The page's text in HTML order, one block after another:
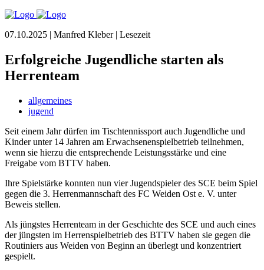
07.10.2025 | Manfred Kleber | Lesezeit
Erfolgreiche Jugendliche starten als
Herrenteam
allgemeines
jugend
Seit einem Jahr dürfen im Tischtennissport auch Jugendliche und
Kinder unter 14 Jahren am Erwachsenenspielbetrieb teilnehmen,
wenn sie hierzu die entsprechende Leistungsstärke und eine
Freigabe vom BTTV haben.
Ihre Spielstärke konnten nun vier Jugendspieler des SCE beim Spiel
gegen die 3. Herrenmannschaft des FC Weiden Ost e. V. unter
Beweis stellen.
Als jüngstes Herrenteam in der Geschichte des SCE und auch eines
der jüngsten im Herrenspielbetrieb des BTTV haben sie gegen die
Routiniers aus Weiden von Beginn an überlegt und konzentriert
gespielt.